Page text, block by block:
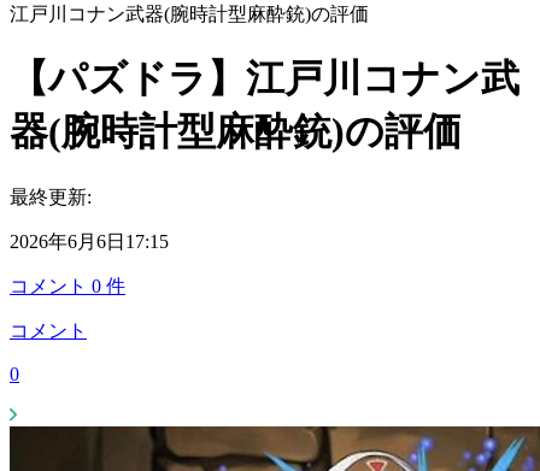
江戸川コナン武器(腕時計型麻酔銃)の評価
【パズドラ】江戸川コナン武
器(腕時計型麻酔銃)の評価
最終更新:
2026年6月6日17:15
コメント 0 件
コメント
0